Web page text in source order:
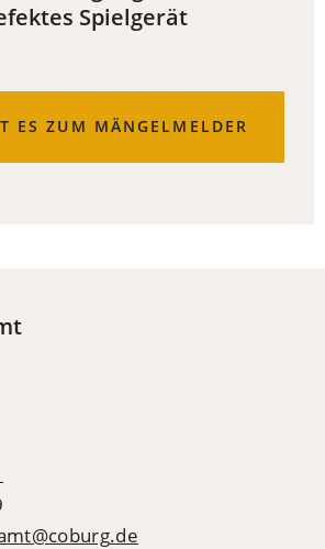
Spielgerät
ES ZUM MÄNGELMELDER
coburg de